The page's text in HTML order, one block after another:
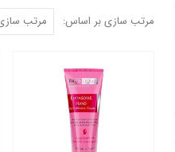
مرتب سازی بر اساس: